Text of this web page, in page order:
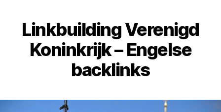
Linkbuilding Verenigd
Koninkrijk – Engelse
backlinks